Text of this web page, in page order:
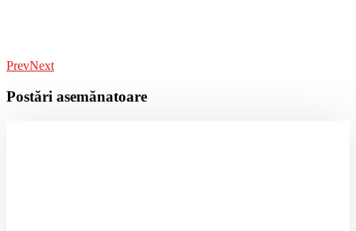
PrevNext
Postări asemănatoare